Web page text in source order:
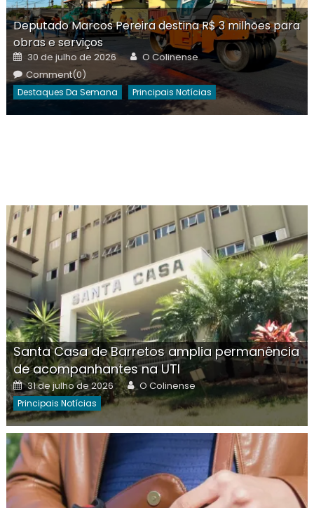
Deputado Marcos Pereira destina R$ 3 milhões para
obras e serviços
Posted
on
30 de julho de 2026 Author
O Colinense
Comment(0)
Destaques Da Semana Principais Notícias
Santa Casa de Barretos amplia permanência
de acompanhantes na UTI
Posted
on
31 de julho de 2026 Author
O Colinense
Principais Notícias